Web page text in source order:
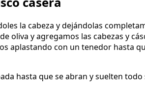
la cabeza y dejándolas
oliva y agregamos las cabezas y
aplastando con un tenedor hasta
hasta que se abran y suelten